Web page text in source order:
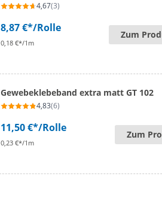
4,67(3)
8,87 €*/Rolle
0,18 €*/1m
Zum
Gewebeklebeband extra matt GT 102
4,83(6)
11,50 €*/Rolle
0,23 €*/1m
Zum